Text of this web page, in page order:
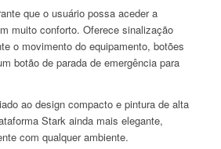
que o usuário possa aceder a
muito conforto. Oferece sinalização
o movimento do equipamento, botões
botão de parada de emergência para
ao design compacto e pintura de alta
Stark ainda mais elegante,
com qualquer ambiente.